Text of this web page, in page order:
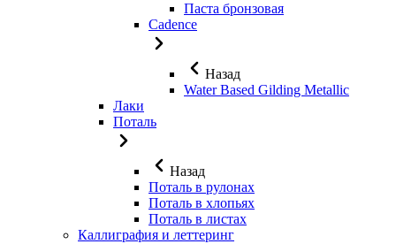
Паста бронзовая
Cadence
Назад
Water Based Gilding Metallic
Лаки
Поталь
Назад
Поталь в рулонах
Поталь в хлопьях
Поталь в листах
Каллиграфия и леттеринг